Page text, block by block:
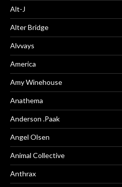
Alt-J
Alter Bridge
Alvvays
America
Amy Winehouse
Anathema
Anderson .Paak
Angel Olsen
Animal Collective
Anthrax